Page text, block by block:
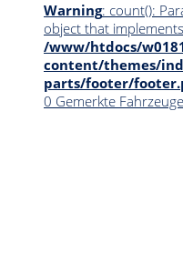
Warning: count():
object that
/www/htdocs/
content/themes/
parts/footer/
0 Gemerkte Fahrzeuge